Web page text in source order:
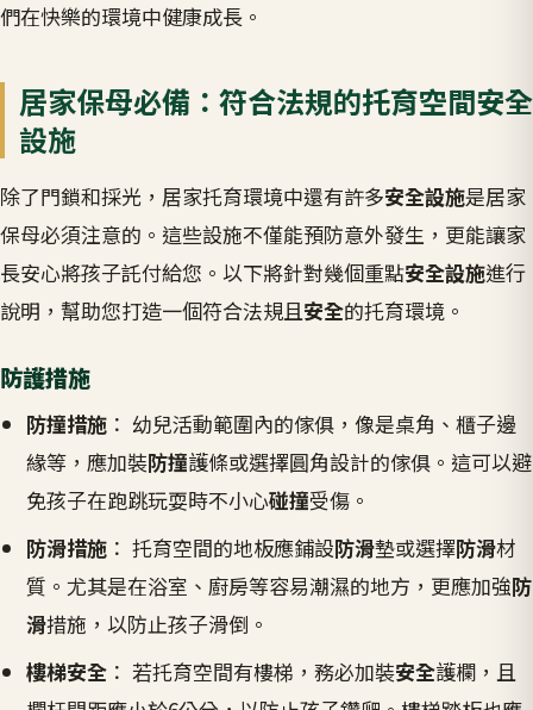
們在快樂的環境中健康成長。
居家保母必備：符合法規的托育空間安全
設施
除了門鎖和採光，居家托育環境中還有許多安全設施是居家
保母必須注意的。這些設施不僅能預防意外發生，更能讓家
長安心將孩子託付給您。以下將針對幾個重點安全設施進行
說明，幫助您打造一個符合法規且安全的托育環境。
防護措施
防撞措施 ： 幼兒活動範圍內的傢俱，像是桌角、櫃子邊
緣等，應加裝防撞護條或選擇圓角設計的傢俱。這可以避
免孩子在跑跳玩耍時不小心碰撞受傷。
防滑措施 ： 托育空間的地板應鋪設防滑墊或選擇防滑材
質。尤其是在浴室、廚房等容易潮濕的地方，更應加強防
滑措施，以防止孩子滑倒。
樓梯安全 ： 若托育空間有樓梯，務必加裝安全護欄，且